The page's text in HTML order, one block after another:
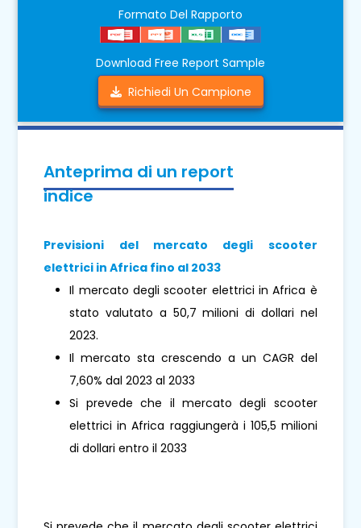
Formato Del Rapporto
Download Free Report Sample
Richiedi Un Campione
Anteprima di un report
indice
Previsioni del mercato degli scooter
elettrici in Africa fino al 2033
Il mercato degli scooter elettrici in Africa è
stato valutato a 50,7 milioni di dollari nel
2023.
Il mercato sta crescendo a un CAGR del
7,60% dal 2023 al 2033
Si prevede che il mercato degli scooter
elettrici in Africa raggiungerà i 105,5 milioni
di dollari entro il 2033